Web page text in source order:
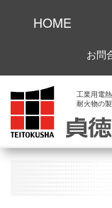
HOME
お問
工業用電
耐火物の